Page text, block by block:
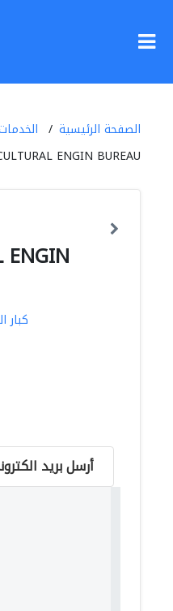
الصفحة الرئيسية
ENGIN BUREAU
ENGIN
كبار
أرسل بريد